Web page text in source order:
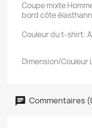
Coupe mixte
bord côte
Couleur du t-shirt:
Dimension/Couleur
Commentaires